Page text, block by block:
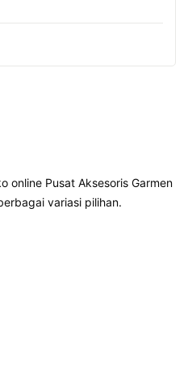
online Pusat Aksesoris Garmen
variasi pilihan.